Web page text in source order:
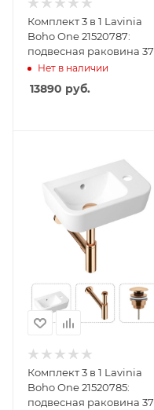
Комплект 3 в 1 Lavinia
Boho One 21520787:
подвесная раковина 37
см, металлический
сифон, донный клапан
Нет в наличии
13890 руб.
Комплект 3 в 1 Lavinia
Boho One 21520785:
подвесная раковина 37